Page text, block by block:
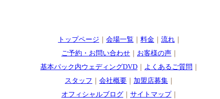
トップページ 会場一覧｜ 料金 流れ｜
ご予約・お問い合わせ｜ お客様の声｜
基本パック内ウェディングDVD｜ よくあるご質問
スタッフ
会社概要｜ 加盟店募集｜
オフィシャルブログ｜ サイトマップ｜